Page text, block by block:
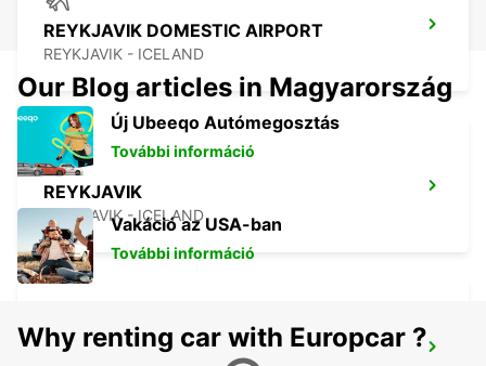
REYKJAVIK DOMESTIC AIRPORT
REYKJAVIK - ICELAND
REYKJAVIK
REYKJAVIK - ICELAND
KEFLAVIK INTERNATIONAL AIRPORT
Our Blog articles in Magyarország
Új Ubeeqo Autómegosztás
További információ
Vakáció az USA-ban
További információ
Why renting car with Europcar ?